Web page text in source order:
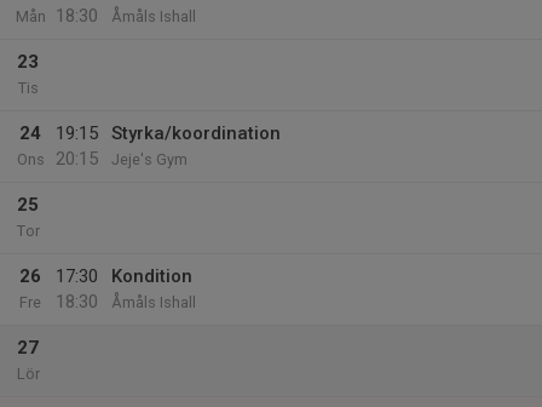
Mån
18:30
Åmåls Ishall
23
Tis
24
Ons
19:15
20:15
Styrka/koordination
Jeje's Gym
25
Tor
26
Fre
17:30
18:30
Kondition
Åmåls Ishall
27
Lör